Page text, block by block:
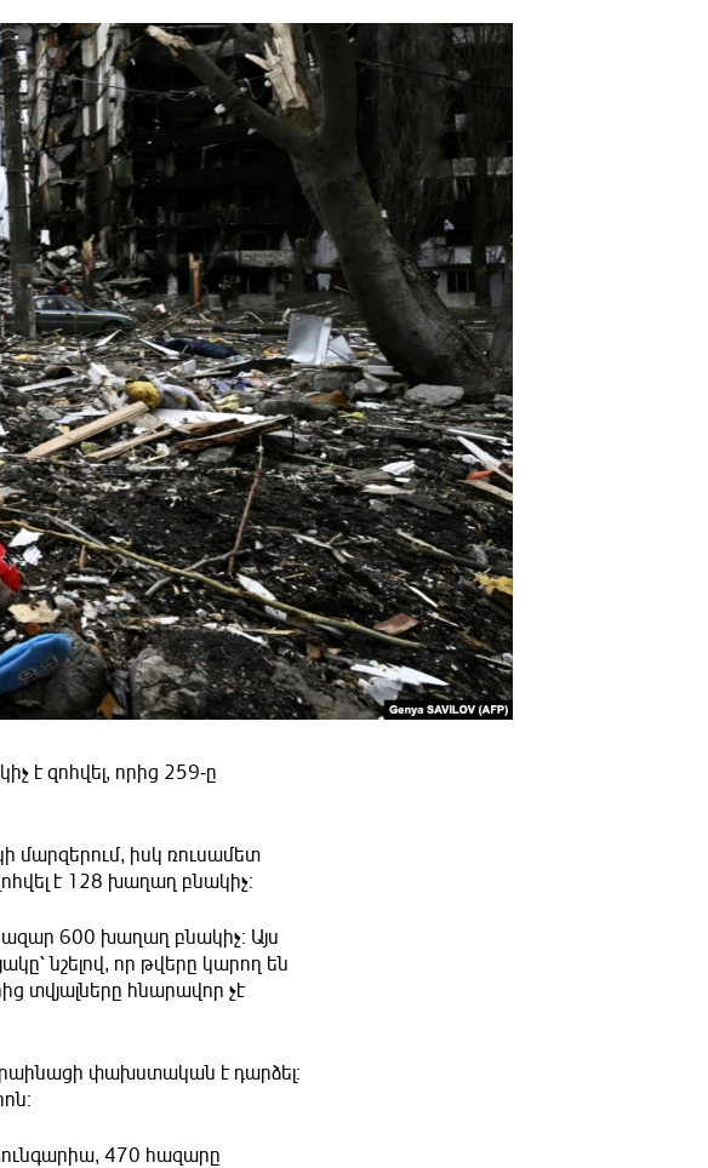
է զոհվել, որից 259-ը
մարզերում, իսկ ռուսամետ
է 128 խաղաղ բնակիչ։
600 խաղաղ բնակիչ։ Այս
նշելով, որ թվերը կարող են
տվյալները հնարավոր չէ
փախստական է դարձել։
470 հազարը